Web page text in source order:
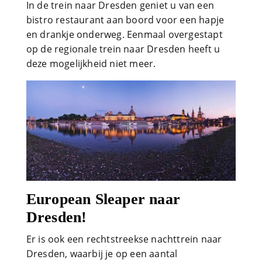
In de trein naar Dresden geniet u van een
bistro restaurant aan boord voor een hapje
en drankje onderweg. Eenmaal overgestapt
op de regionale trein naar Dresden heeft u
deze mogelijkheid niet meer.
European Sleaper naar
Dresden!
Er is ook een rechtstreekse nachttrein naar
Dresden, waarbij je op een aantal